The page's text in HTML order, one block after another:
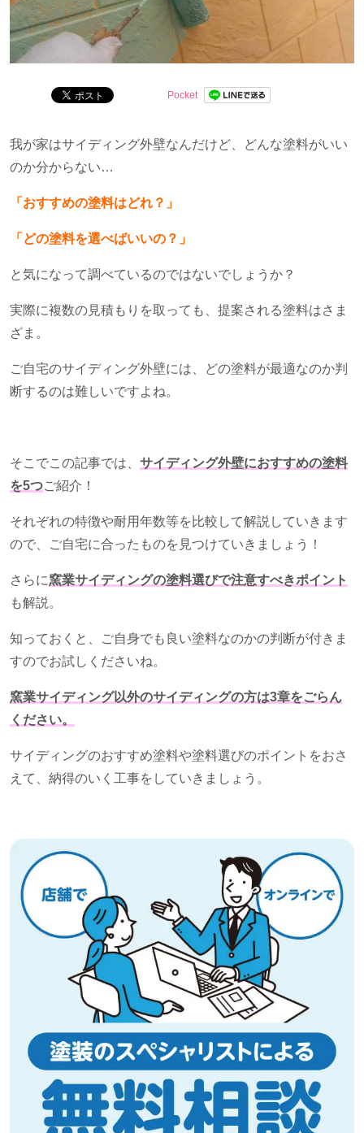
Pocket
我が家はサイディング外壁なんだけど、どんな塗料がいい
のか分からない…
「おすすめの塗料はどれ？」
「どの塗料を選べばいいの？」
と気になって調べているのではないでしょうか？
実際に複数の見積もりを取っても、提案される塗料はさま
ざま。
ご自宅のサイディング外壁には、どの塗料が最適なのか判
断するのは難しいですよね。
そこでこの記事では、 サイディング外壁におすすめの塗料
を5つご紹介！
それぞれの特徴や耐用年数等を比較して解説していきます
ので、ご自宅に合ったものを見つけていきましょう！
さらに窯業サイディングの塗料選びで注意すべきポイント
も解説。
知っておくと、ご自身でも良い塗料なのかの判断が付きま
すのでお試しくださいね。
窯業サイディング以外のサイディングの方は3章をごらん
ください。
サイディングのおすすめ塗料や塗料選びのポイントをおさ
えて、納得のいく工事をしていきましょう。